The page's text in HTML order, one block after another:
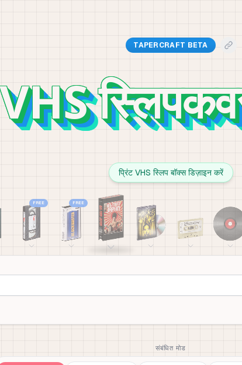
TAPERCRAFT BETA
प्रिंट VHS स्लिप बॉक्स डिज़ाइन करें
FREE FREE
संबंधित मोड